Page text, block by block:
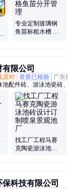
专业定制玻璃钢
鱼苗标粗水槽 精
限公司
及时 资质已核验
广东
池配件砖、游泳池瓷砖
找工厂工程马赛
克陶瓷游泳池砖
科技有限公司